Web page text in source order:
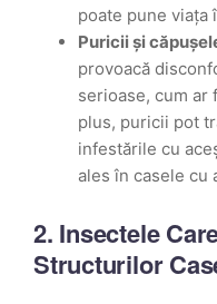
poate pune viața
Puricii și
provoacă
serioase, cum ar
plus, puricii pot
infestările cu
ales în casele cu
2. Insectele
Structurilor